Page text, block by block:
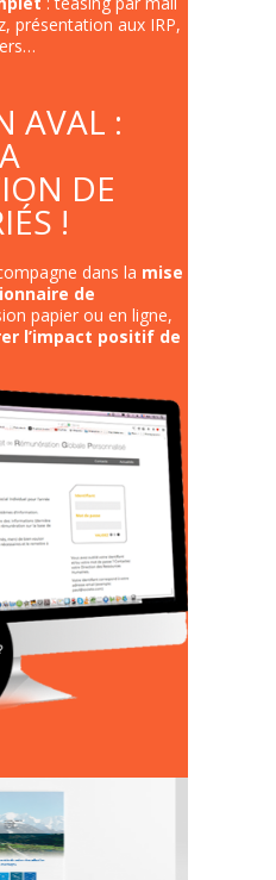
présentation aux IRP,
AVAL :
DE
!
dans la mise
de
papier ou en ligne,
l’impact positif de